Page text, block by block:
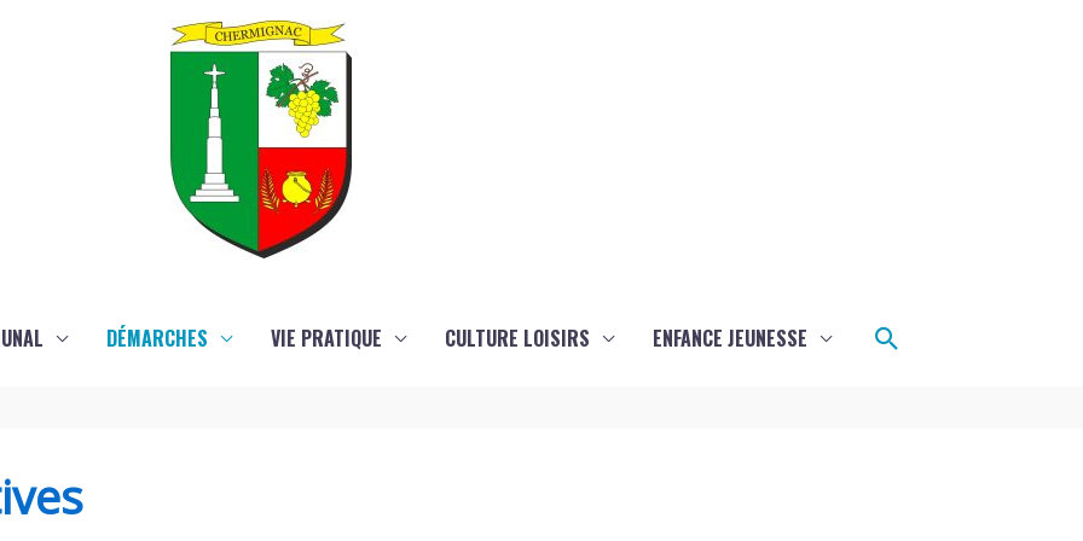
DÉMARCHES VIE PRATIQUE CULTURE LOISIRS ENFANCE JEUNESSE Rechercher